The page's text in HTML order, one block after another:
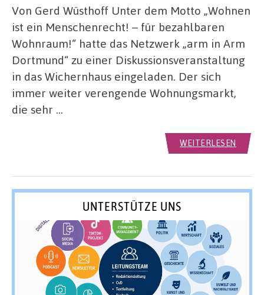
Von Gerd Wüsthoff Unter dem Motto „Wohnen
ist ein Menschenrecht! – für bezahlbaren
Wohnraum!“ hatte das Netzwerk „arm in Arm
Dortmund“ zu einer Diskussionsveranstaltung
in das Wichernhaus eingeladen. Der sich
immer weiter verengende Wohnungsmarkt,
die sehr …
WEITERLESEN
UNTERSTÜTZE UNS